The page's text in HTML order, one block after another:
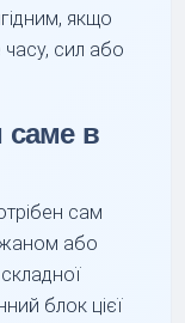
якщо
сил або
саме в
сам
або
блок цієї